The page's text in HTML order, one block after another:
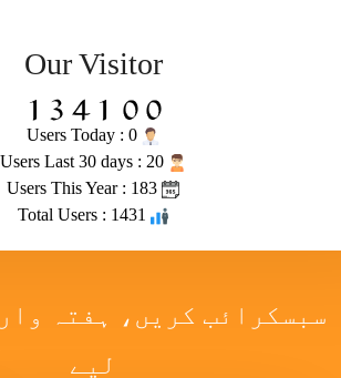
Our Visitor
سبسکرائب کریں، ہفتہ
لیے